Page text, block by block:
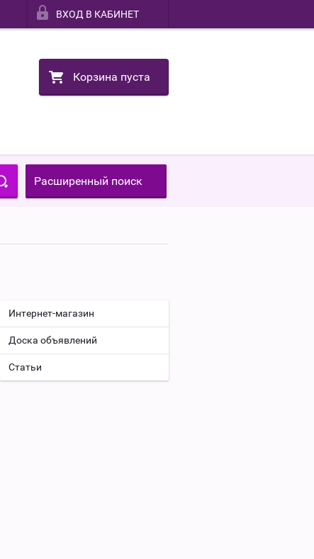
ВХОД В КАБИНЕТ
Корзина пуста
Расширенный поиск
Интернет-магазин
Доска объявлений
Статьи